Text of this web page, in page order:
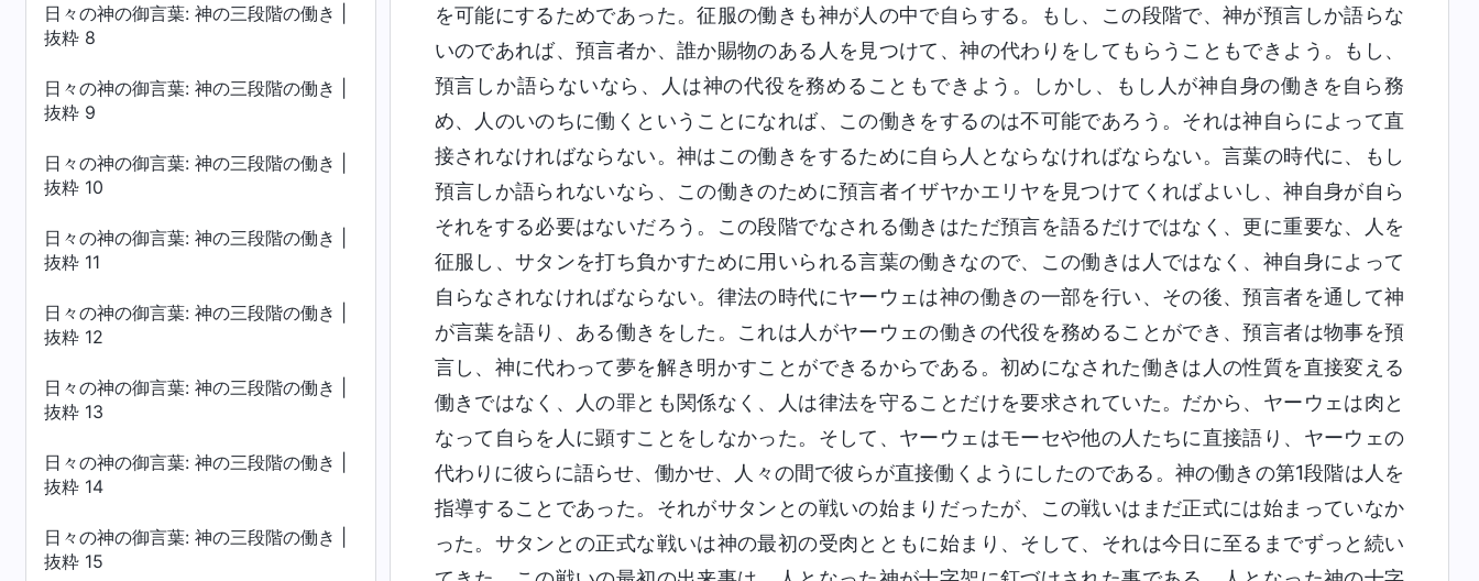
日々の神の御言葉: 神の三段階の働き |
抜粋 8
日々の神の御言葉: 神の三段階の働き |
抜粋 9
日々の神の御言葉: 神の三段階の働き |
抜粋 10
日々の神の御言葉: 神の三段階の働き |
抜粋 11
日々の神の御言葉: 神の三段階の働き |
抜粋 12
日々の神の御言葉: 神の三段階の働き |
抜粋 13
日々の神の御言葉: 神の三段階の働き |
抜粋 14
日々の神の御言葉: 神の三段階の働き |
抜粋 15
を可能にするためであった。征服の働きも神が人の中で自らする。もし、この段階で、神が預言しか語らな
いのであれば、預言者か、誰か賜物のある人を見つけて、神の代わりをしてもらうこともできよう。もし、
預言しか語らないなら、人は神の代役を務めることもできよう。しかし、もし人が神自身の働きを自ら務
め、人のいのちに働くということになれば、この働きをするのは不可能であろう。それは神自らによって直
接されなければならない。神はこの働きをするために自ら人とならなければならない。言葉の時代に、もし
預言しか語られないなら、この働きのために預言者イザヤかエリヤを見つけてくればよいし、神自身が自ら
それをする必要はないだろう。この段階でなされる働きはただ預言を語るだけではなく、更に重要な、人を
征服し、サタンを打ち負かすために用いられる言葉の働きなので、この働きは人ではなく、神自身によって
自らなされなければならない。律法の時代にヤーウェは神の働きの一部を行い、その後、預言者を通して神
が言葉を語り、ある働きをした。これは人がヤーウェの働きの代役を務めることができ、預言者は物事を預
言し、神に代わって夢を解き明かすことができるからである。初めになされた働きは人の性質を直接変える
働きではなく、人の罪とも関係なく、人は律法を守ることだけを要求されていた。だから、ヤーウェは肉と
なって自らを人に顕すことをしなかった。そして、ヤーウェはモーセや他の人たちに直接語り、ヤーウェの
代わりに彼らに語らせ、働かせ、人々の間で彼らが直接働くようにしたのである。神の働きの第1段階は人を
指導することであった。それがサタンとの戦いの始まりだったが、この戦いはまだ正式には始まっていなか
った。サタンとの正式な戦いは神の最初の受肉とともに始まり、そして、それは今日に至るまでずっと続い